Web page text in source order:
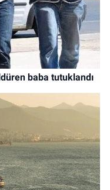
baba tutuklandı